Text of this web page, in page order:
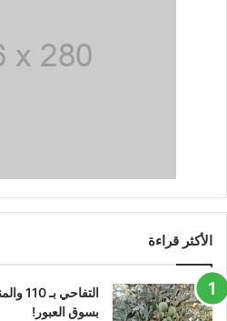
الأكثر قراءة
بسوق العبور!